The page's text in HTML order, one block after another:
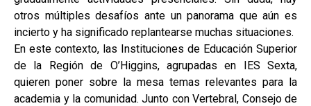
otros múltiples desafíos ante un panorama que aún es
incierto y ha significado replantearse muchas situaciones.
En este contexto, las Instituciones de Educación Superior
de la Región de O’Higgins, agrupadas en IES Sexta,
quieren poner sobre la mesa temas relevantes para la
academia y la comunidad. Junto con Vertebral, Consejo de